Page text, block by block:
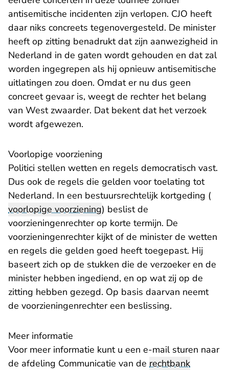
antisemitische incidenten zijn verlopen. CJO heeft
daar niks concreets tegenovergesteld. De minister
heeft op zitting benadrukt dat zijn aanwezigheid in
Nederland in de gaten wordt gehouden en dat zal
worden ingegrepen als hij opnieuw antisemitische
uitlatingen zou doen. Omdat er nu dus geen
concreet gevaar is, weegt de rechter het belang
van West zwaarder. Dat bekent dat het verzoek
wordt afgewezen.
Voorlopige voorziening
Politici stellen wetten en regels democratisch vast.
Dus ook de regels die gelden voor toelating tot
Nederland. In een bestuursrechtelijk kortgeding (
voorlopige voorziening) beslist de
voorzieningenrechter op korte termijn. De
voorzieningenrechter kijkt of de minister de wetten
en regels die gelden goed heeft toegepast. Hij
baseert zich op de stukken die de verzoeker en de
minister hebben ingediend, en op wat zij op de
zitting hebben gezegd. Op basis daarvan neemt
de voorzieningenrechter een beslissing.
Meer informatie
Voor meer informatie kunt u een e-mail- U verlaat
sturen naar
de afdeling Communicatie van de rechtbank